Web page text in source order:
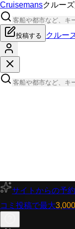
Cruisemansクルー
投稿する クルー
サイトからの予
コミ投稿で最大